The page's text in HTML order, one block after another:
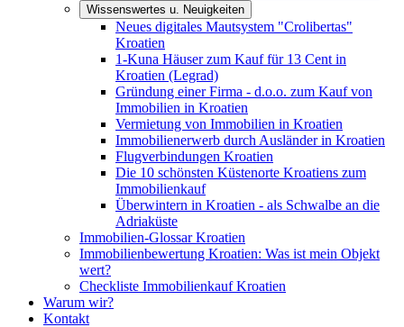
Wissenswertes u. Neuigkeiten
Neues digitales Mautsystem "Crolibertas"
Kroatien
1-Kuna Häuser zum Kauf für 13 Cent in
Kroatien (Legrad)
Gründung einer Firma - d.o.o. zum Kauf von
Immobilien in Kroatien
Vermietung von Immobilien in Kroatien
Immobilienerwerb durch Ausländer in Kroatien
Flugverbindungen Kroatien
Die 10 schönsten Küstenorte Kroatiens zum
Immobilienkauf
Überwintern in Kroatien - als Schwalbe an die
Adriaküste
Immobilien-Glossar Kroatien
Immobilienbewertung Kroatien: Was ist mein Objekt
wert?
Checkliste Immobilienkauf Kroatien
Warum wir?
Kontakt